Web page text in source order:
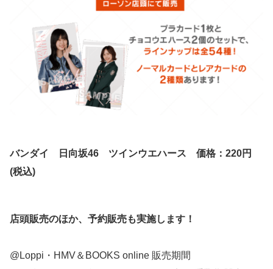
バンダイ 日向坂46 ツインウエハース 価格：220円
(税込)
店頭販売のほか、予約販売も実施します！
@Loppi・HMV＆BOOKS online 販売期間